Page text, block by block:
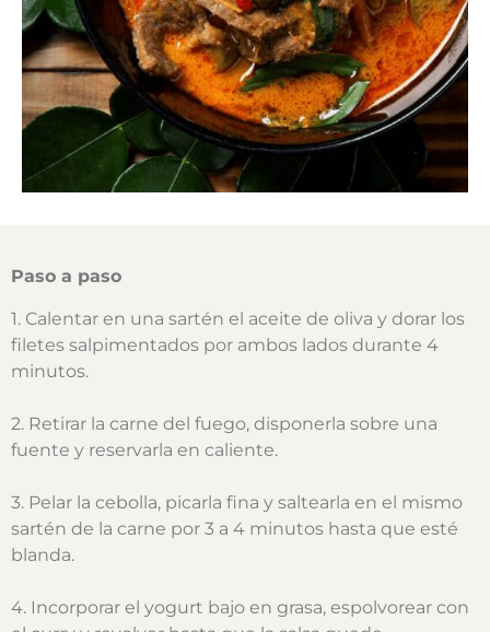
Paso a paso
1. Calentar en una sartén el aceite de oliva y dorar los
filetes salpimentados por ambos lados durante 4
minutos.
2. Retirar la carne del fuego, disponerla sobre una
fuente y reservarla en caliente.
3. Pelar la cebolla, picarla fina y saltearla en el mismo
sartén de la carne por 3 a 4 minutos hasta que esté
blanda.
4. Incorporar el yogurt bajo en grasa, espolvorear con